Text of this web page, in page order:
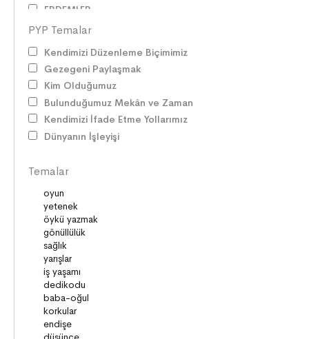
ERDEMLER
DESTANLAR
DEĞERLERİMİZ
ÇOCUK DÜNYASI
VATANDAŞLIK
DUYGULAR
MİLLİ KÜLTÜRÜMÜZ
DAVRANIŞLAR
SAĞLIK ve SPOR
YETENEKLER
BİREY ve TOPLUM
ANLAM ARAYIŞI
PSİKOLOJİ
SAĞLIK ve ÇEVRE
OYUNLAR
HİKÂYE GELENEĞİMİZ
PYP Temalar
Kendimizi Düzenleme Biçimimiz
Gezegeni Paylaşmak
Kim Olduğumuz
Bulunduğumuz Mekân ve Zaman
Kendimizi İfade Etme Yollarımız
Dünyanın İşleyişi
Temalar